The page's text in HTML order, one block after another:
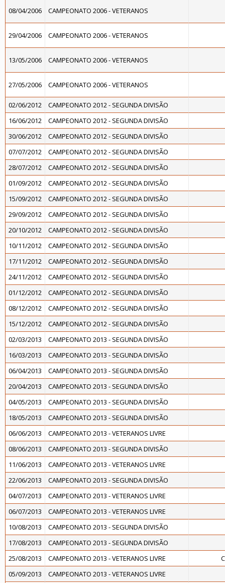
08/04/2006 CAMPEONATO 2006 - VETERANOS
29/04/2006 CAMPEONATO 2006 - VETERANOS
13/05/2006 CAMPEONATO 2006 - VETERANOS
27/05/2006 CAMPEONATO 2006 - VETERANOS
02/06/2012
CAMPEONATO 2012 - SEGUNDA DIVISÃO
16/06/2012
CAMPEONATO 2012 - SEGUNDA DIVISÃO
30/06/2012
CAMPEONATO 2012 - SEGUNDA DIVISÃO
07/07/2012
CAMPEONATO 2012 - SEGUNDA DIVISÃO
28/07/2012
CAMPEONATO 2012 - SEGUNDA DIVISÃO
01/09/2012
CAMPEONATO 2012 - SEGUNDA DIVISÃO
15/09/2012
CAMPEONATO 2012 - SEGUNDA DIVISÃO
29/09/2012
CAMPEONATO 2012 - SEGUNDA DIVISÃO
20/10/2012
CAMPEONATO 2012 - SEGUNDA DIVISÃO
10/11/2012
CAMPEONATO 2012 - SEGUNDA DIVISÃO
17/11/2012
CAMPEONATO 2012 - SEGUNDA DIVISÃO
24/11/2012
CAMPEONATO 2012 - SEGUNDA DIVISÃO
01/12/2012
CAMPEONATO 2012 - SEGUNDA DIVISÃO
08/12/2012
CAMPEONATO 2012 - SEGUNDA DIVISÃO
15/12/2012
CAMPEONATO 2012 - SEGUNDA DIVISÃO
02/03/2013
CAMPEONATO 2013 - SEGUNDA DIVISÃO
16/03/2013
CAMPEONATO 2013 - SEGUNDA DIVISÃO
06/04/2013
CAMPEONATO 2013 - SEGUNDA DIVISÃO
20/04/2013
CAMPEONATO 2013 - SEGUNDA DIVISÃO
04/05/2013
CAMPEONATO 2013 - SEGUNDA DIVISÃO
18/05/2013
CAMPEONATO 2013 - SEGUNDA DIVISÃO
06/06/2013
CAMPEONATO 2013 - VETERANOS LIVRE
08/06/2013
CAMPEONATO 2013 - SEGUNDA DIVISÃO
11/06/2013
CAMPEONATO 2013 - VETERANOS LIVRE
22/06/2013
CAMPEONATO 2013 - SEGUNDA DIVISÃO
04/07/2013
CAMPEONATO 2013 - VETERANOS LIVRE
06/07/2013
CAMPEONATO 2013 - VETERANOS LIVRE
10/08/2013
CAMPEONATO 2013 - SEGUNDA DIVISÃO
17/08/2013
CAMPEONATO 2013 - SEGUNDA DIVISÃO
25/08/2013
CAMPEONATO 2013 - VETERANOS LIVRE
05/09/2013
CAMPEONATO 2013 - VETERANOS LIVRE